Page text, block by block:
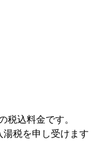
税込料金です。
税を申し受けます